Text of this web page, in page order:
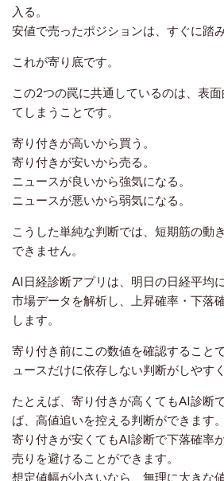
入る。
安値で売ったポジションは、すぐに踏
これが寄り底です。
この2つの罠に共通しているのは、表
てしまうことです。
寄り付きが高いから買う。
寄り付きが安いから売る。
ニュースが良いから強気になる。
ニュースが悪いから弱気になる。
こうした単純な判断では、短期筋の動
できません。
AI日経診断アプリは、明日の日経平均
市場データを解析し、上昇確率・下落
します。
寄り付き前にこの数値を確認すること
ュースだけに依存しない判断がしやす
たとえば、寄り付きが高くてもAI診断
ば、高値追いを控える判断ができます。
寄り付きが安くてもAI診断で下落確率
売りを避けることができます。
想定値幅が小さいなら、無理に大きな